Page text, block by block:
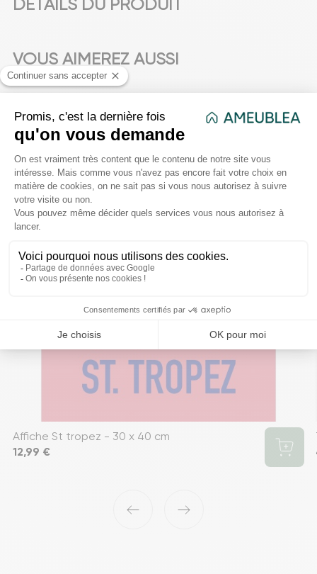
DÉTAILS DU PRODUIT
VOUS AIMEREZ AUSSI
Affiche St tropez - 30 x 40 cm
Prix
12,99 €
‹ ›